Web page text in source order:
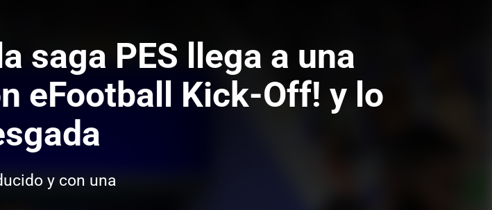
saga PES llega a una
eFootball Kick-Off! y lo
y con una